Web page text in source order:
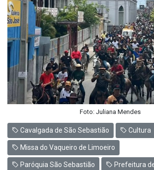
Foto: Juliana Mendes
Cavalgada de São Sebastião Cultura
Missa do Vaqueiro de Limoeiro
Paróquia São Sebastião Prefeitura